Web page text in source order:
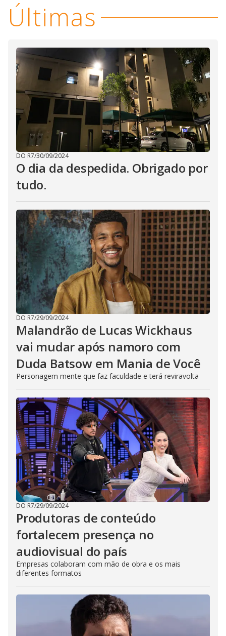
Últimas
DO R7/30/09/2024
O dia da despedida. Obrigado por
tudo.
DO R7/29/09/2024
Malandrão de Lucas Wickhaus
vai mudar após namoro com
Duda Batsow em Mania de Você
Personagem mente que faz faculdade e terá reviravolta
DO R7/29/09/2024
Produtoras de conteúdo
fortalecem presença no
audiovisual do país
Empresas colaboram com mão de obra e os mais
diferentes formatos